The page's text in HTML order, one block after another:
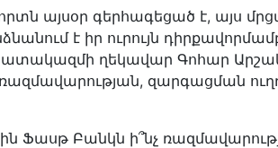
այսօր գերհագեցած է, այս
է իր ուրույն
ղեկավար Գոհար
զարգացման
Ֆասթ Բանկն ի՞նչ